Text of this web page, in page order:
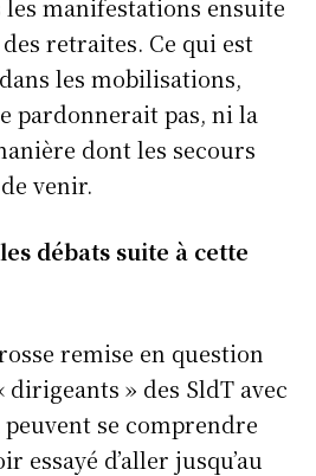
manifestations ensuite
retraites. Ce qui est
les mobilisations,
pardonnerait pas, ni la
dont les secours
venir.
débats suite à cette
remise en question
dirigeants » des SldT avec
se comprendre
essayé d’aller jusqu’au